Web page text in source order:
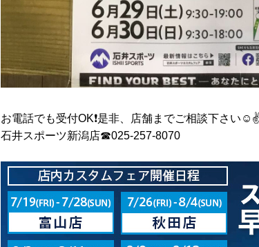
お電話でも受付OK❗️是非、店舗までご相談下さい
石井スポーツ新潟店☎︎025-257-8070